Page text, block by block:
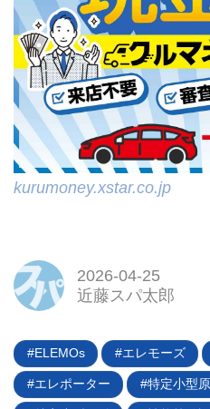
kurumoney.xstar.co.jp
2026-04-25
近藤スパ太郎
ELEMOs エレモーズ
エレポーター 特定小型